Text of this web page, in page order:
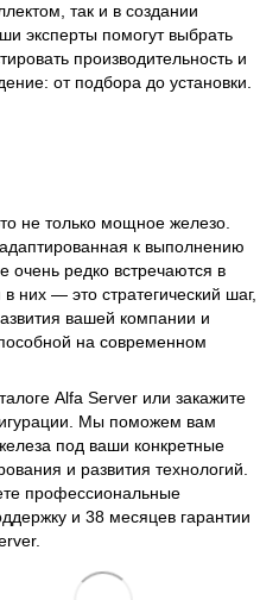
так и в создании
эксперты помогут выбрать
производительность и
от подбора до установки.
не только мощное железо.
к выполнению
очень редко встречаются в
них — это стратегический шаг,
вашей компании и
на современном
Alfa Server или закажите
Мы поможем вам
под ваши конкретные
и развития технологий.
профессиональные
и 38 месяцев гарантии